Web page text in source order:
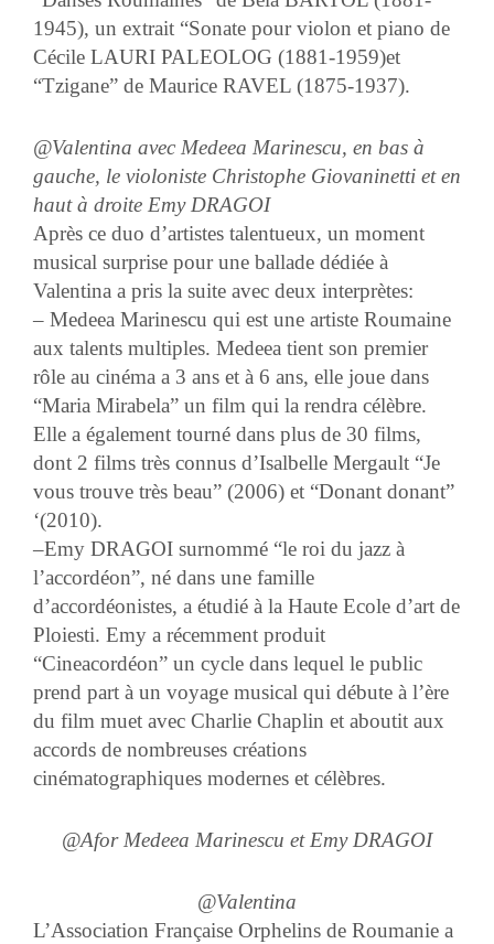
1945), un extrait “Sonate pour violon et piano de
Cécile LAURI PALEOLOG (1881-1959)et
“Tzigane” de Maurice RAVEL (1875-1937).
@Valentina avec Medeea Marinescu, en bas à
gauche, le violoniste Christophe Giovaninetti et en
haut à droite Emy DRAGOI
Après ce duo d’artistes talentueux, un moment
musical surprise pour une ballade dédiée à
Valentina a pris la suite avec deux interprètes:
– Medeea Marinescu qui est une artiste Roumaine
aux talents multiples. Medeea tient son premier
rôle au cinéma a 3 ans et à 6 ans, elle joue dans
“Maria Mirabela” un film qui la rendra célèbre.
Elle a également tourné dans plus de 30 films,
dont 2 films très connus d’Isalbelle Mergault “Je
vous trouve très beau” (2006) et “Donant donant”
‘(2010).
–Emy DRAGOI surnommé “le roi du jazz à
l’accordéon”, né dans une famille
d’accordéonistes, a étudié à la Haute Ecole d’art de
Ploiesti. Emy a récemment produit
“Cineacordéon” un cycle dans lequel le public
prend part à un voyage musical qui débute à l’ère
du film muet avec Charlie Chaplin et aboutit aux
accords de nombreuses créations
cinématographiques modernes et célèbres.
@Afor Medeea Marinescu et Emy DRAGOI
@Valentina
L’Association Française Orphelins de Roumanie a